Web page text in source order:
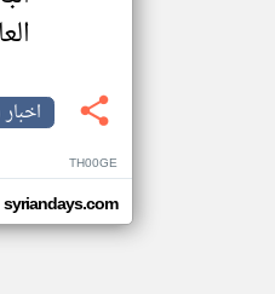
TH00GE
syriandays.com